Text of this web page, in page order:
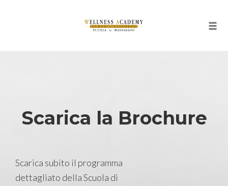
Scarica la Brochure
Scarica subito il programma
dettagliato della Scuola di